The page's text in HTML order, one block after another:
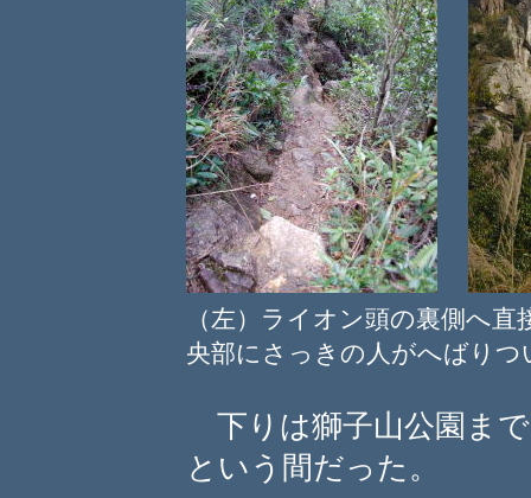
（左）ライオン頭の裏側
央部にさっきの人がへばりつ
下りは獅子山公園ま
という間だった。